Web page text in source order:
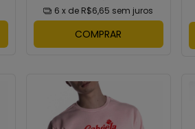
6 x de R$6,65 sem juros
COMPRAR